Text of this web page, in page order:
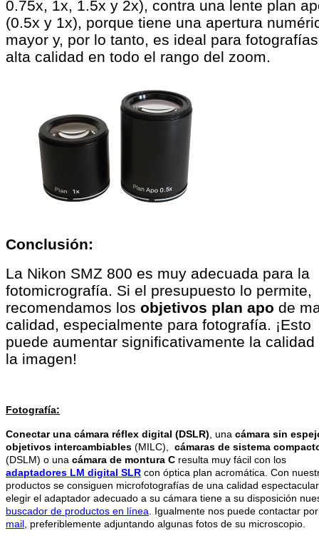
0.75x, 1x, 1.5x y 2x), contra una lente plan
(0.5x y 1x), porque tiene una apertura
mayor y, por lo tanto, es ideal para
alta calidad en todo el rango del zoom.
Conclusión:
La Nikon SMZ 800 es muy adecuada para la
fotomicrografía. Si el presupuesto lo permite,
recomendamos los objetivos plan apo de
calidad, especialmente para fotografía. ¡Esto
puede aumentar significativamente la calidad
la imagen!
Fotografía:
Conectar una cámara réflex digital (DSLR), una cámara sin
objetivos intercambiables (MILC), cámaras de sistema
(DSLM) o una cámara de montura C resulta muy fácil con los
adaptadores LM digital SLR con óptica plan acromática. Con
productos se consiguen microfotografías de una calidad
elegir el adaptador adecuado a su cámara tiene a su disposición
buscador de productos en línea. Igualmente nos puede contactar
mail, preferiblemente adjuntando algunas fotos de su microscopio.